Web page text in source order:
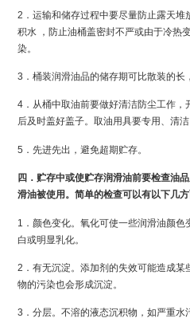
2．运输和储存过程中要尽量防止露天
积水 ，防止油桶盖密封不严或由于冷热
染。
3．桶装润滑油品的储存期可比散装的长
4．从桶中取油前要做好清洁防尘工作，
后及时盖好盖子。取油用具要专用、清洁
5．先进先出，避免超期贮存。
四．贮存中或使贮存润滑油前要检查油
滑油被使用。简单的检查可以有以下几方
1．颜色变化。氧化可使一些润滑油颜
白或明显乳化。
2．有无沉淀。添加剂的失效可能造成
物的污染也会形成沉淀。
3．分层。不溶的液态沉积物，如严重